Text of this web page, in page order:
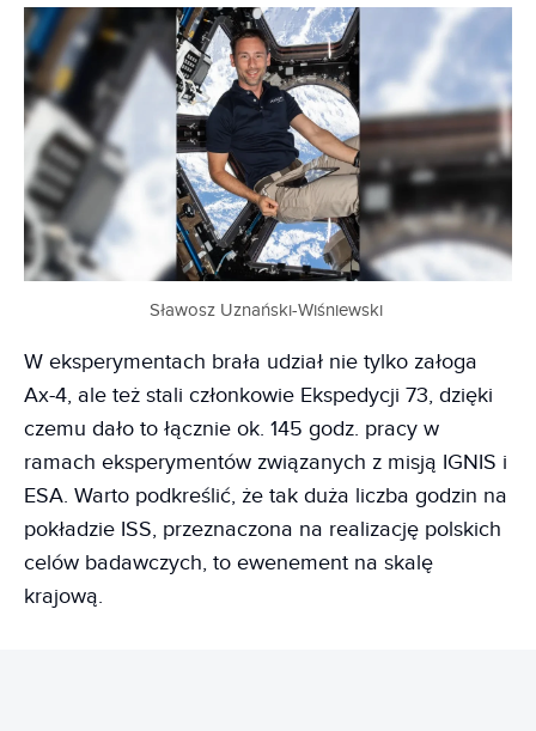
Sławosz Uznański-Wiśniewski
W eksperymentach brała udział nie tylko załoga
Ax-4, ale też stali członkowie Ekspedycji 73, dzięki
czemu dało to łącznie ok. 145 godz. pracy w
ramach eksperymentów związanych z misją IGNIS i
ESA. Warto podkreślić, że tak duża liczba godzin na
pokładzie ISS, przeznaczona na realizację polskich
celów badawczych, to ewenement na skalę
krajową.